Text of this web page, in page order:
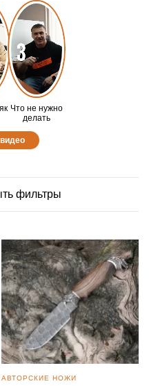
Что не нужно
делать
фильтры
АВТОРСКИЕ НОЖИ